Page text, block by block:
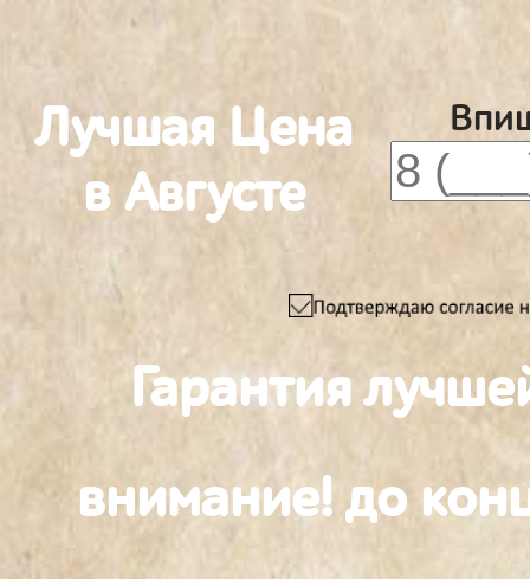
Лучшая Цена
в Августе
Гарантия
внимание! до